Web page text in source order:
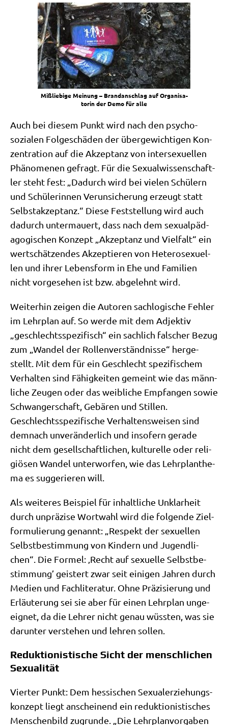
Miß­lie­bi­ge Mei­nung – Brand­an­schlag auf Orga­ni­sa­
to­rin der Demo für alle
Auch bei die­sem Punkt wird nach den psy­cho-
sozia­len Fol­ge­schä­den der über­ge­wich­ti­gen Kon­
zen­tra­ti­on auf die Akzep­tanz von inter­se­xu­el­len
Phä­no­me­nen gefragt. Für die Sexu­al­wis­sen­schaft­
ler steht fest: „Dadurch wird bei vie­len Schü­lern
und Schü­le­rin­nen Ver­un­si­che­rung erzeugt statt
Selbst­ak­zep­tanz.“ Die­se Fest­stel­lung wird auch
dadurch unter­mau­ert, dass nach dem sexu­al­päd­
ago­gi­schen Kon­zept „Akzep­tanz und Viel­falt“ ein
wert­schät­zen­des Akzep­tie­ren von Hete­ro­se­xu­el­
len und ihrer Lebens­form in Ehe und Fami­li­en
nicht vor­ge­se­hen ist bzw. abge­lehnt wird.
Wei­ter­hin zei­gen die Autoren sach­lo­gi­sche Feh­ler
im Lehr­plan auf. So wer­de mit dem Adjek­tiv
„geschlechts­spe­zi­fisch“ ein sach­lich fal­scher Bezug
zum „Wan­del der Rol­len­ver­ständ­nis­se“ her­ge­
stellt. Mit dem für ein Geschlecht spe­zi­fi­schem
Ver­hal­ten sind Fähig­kei­ten gemeint wie das männ­
li­che Zeu­gen oder das weib­li­che Emp­fan­gen sowie
Schwan­ger­schaft, Gebä­ren und Stil­len.
Geschlechts­spe­zi­fi­sche Ver­hal­tens­wei­sen sind
dem­nach unver­än­der­lich und inso­fern gera­de
nicht dem gesell­schaft­li­chen, kul­tu­rel­le oder reli­
giö­sen Wan­del unter­wor­fen, wie das Lehr­plan­the­
ma es sug­ge­rie­ren will.
Als wei­te­res Bei­spiel für inhalt­li­che Unklar­heit
durch unprä­zi­se Wort­wahl wird die fol­gen­de Ziel­
for­mu­lie­rung genannt: „Respekt der sexu­el­len
Selbst­be­stim­mung von Kin­dern und Jugend­li­
chen“. Die For­mel: ‚Recht auf sexu­el­le Selbst­be­
stim­mung’ gei­stert zwar seit eini­gen Jah­ren durch
Medi­en und Fach­li­te­ra­tur. Ohne Prä­zi­sie­rung und
Erläu­te­rung sei sie aber für einen Lehr­plan unge­
eig­net, da die Leh­rer nicht genau wüss­ten, was sie
dar­un­ter ver­ste­hen und leh­ren sollen.
Reduktionistische Sicht der menschlichen
Sexualität
Vier­ter Punkt: Dem hes­si­schen Sexu­al­erzie­hungs­
kon­zept liegt anschei­nend ein reduk­tio­ni­sti­sches
Men­schen­bild zugrun­de. „Die Lehr­plan­vor­ga­ben